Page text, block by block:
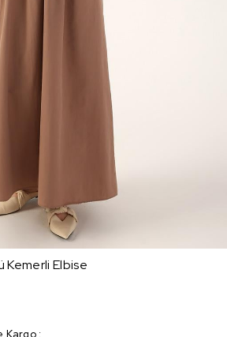
Kemerli Elbise
Kargo :